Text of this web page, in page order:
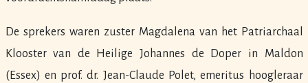
De sprekers waren zuster Magdalena van het Patriarchaal
Klooster van de Heilige Johannes de Doper in Maldon
(Essex) en prof. dr. Jean-Claude Polet, emeritus hoogleraar